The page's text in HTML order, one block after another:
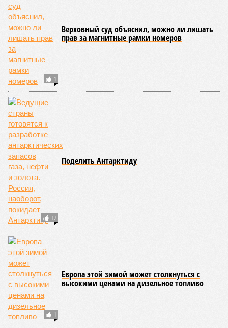
1
Верховный суд объяснил, можно ли лишать
прав за магнитные рамки номеров
12
Поделить Антарктиду
1
Европа этой зимой может столкнуться с
высокими ценами на дизельное топливо